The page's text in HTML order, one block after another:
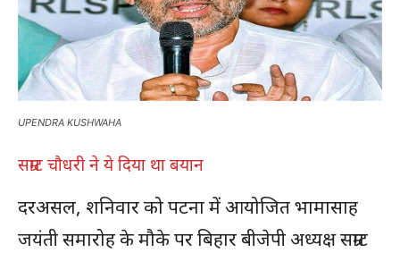
UPENDRA KUSHWAHA
सम्राट चौधरी ने ये दिया था बयान
दरअसल, शनिवार को पटना में आयोजित भामासाह
जयंती समारोह के मौके पर बिहार बीजेपी अध्यक्ष सम्राट